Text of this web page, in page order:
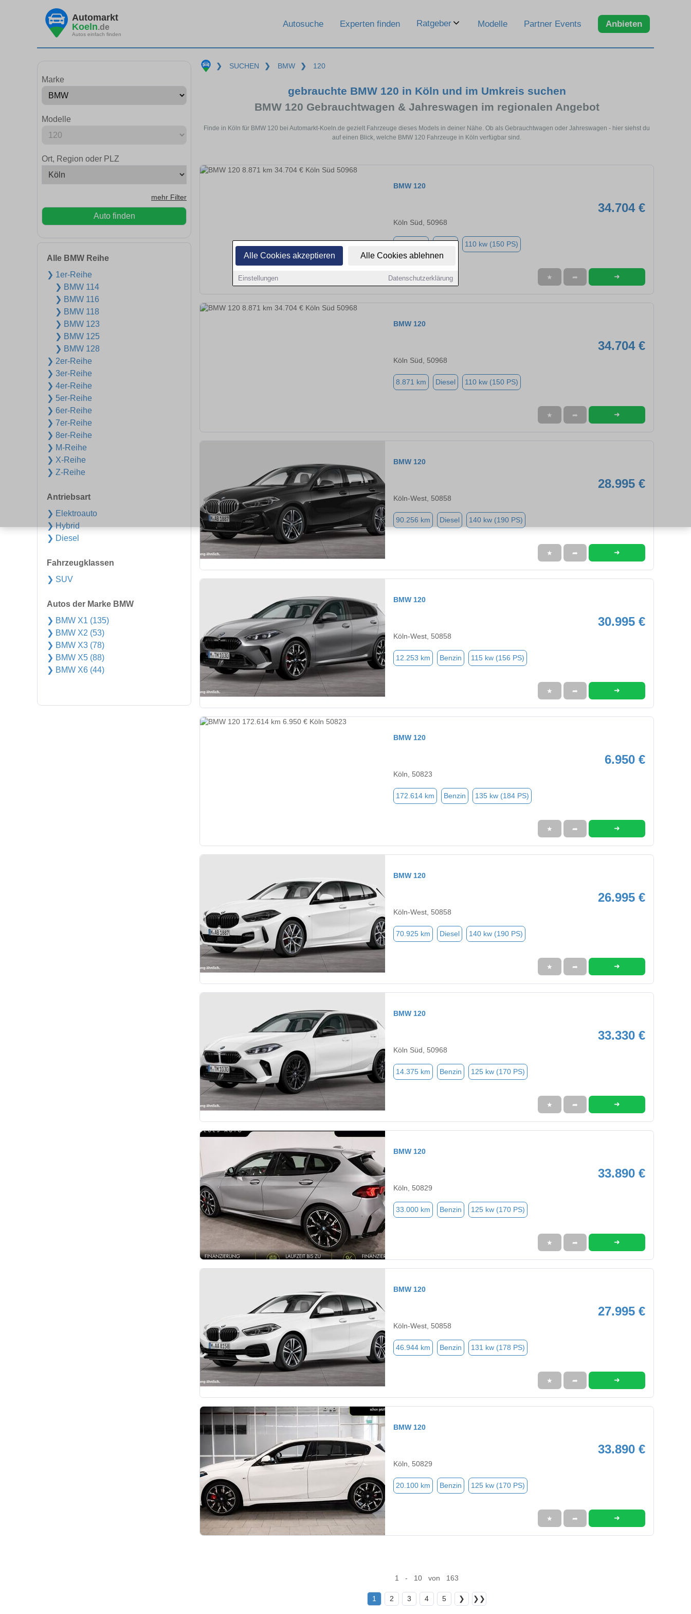
Alle Cookies akzeptieren Alle Cookies ablehnen
Einstellungen Datenschutzerklärung
Automarkt
Koeln.de
Autos einfach finden
Autosuche Experten finden Ratgeber Modelle Partner Events Anbieten
Marke
Modelle
Ort, Region oder PLZ
mehr Filter
Auto finden
Alle BMW Reihe
❯ 1er-Reihe
❯ BMW 114
❯ BMW 116
❯ BMW 118
❯ BMW 123
❯ BMW 125
❯ BMW 128
❯ 2er-Reihe
❯ 3er-Reihe
❯ 4er-Reihe
❯ 5er-Reihe
❯ 6er-Reihe
❯ 7er-Reihe
❯ 8er-Reihe
❯ M-Reihe
❯ X-Reihe
❯ Z-Reihe
Antriebsart
❯ Elektroauto
❯ Hybrid
❯ Diesel
Fahrzeugklassen
❯ SUV
Autos der Marke BMW
❯ BMW X1 (135)
❯ BMW X2 (53)
❯ BMW X3 (78)
❯ BMW X5 (88)
❯ BMW X6 (44)
❯ SUCHEN ❯ BMW ❯ 120
gebrauchte BMW 120 in Köln und im Umkreis suchen
BMW 120 Gebrauchtwagen & Jahreswagen im regionalen Angebot
Finde in Köln für BMW 120 bei Automarkt-Koeln.de gezielt Fahrzeuge dieses Models in deiner Nähe. Ob als Gebrauchtwagen oder Jahreswagen - hier siehst du
auf einen Blick, welche BMW 120 Fahrzeuge in Köln verfügbar sind.
BMW 120
34.704 €
Köln Süd, 50968
110 kw (150 PS)
★ ➦ ➜
BMW 120
34.704 €
Köln Süd, 50968
8.871 km Diesel 110 kw (150 PS)
★ ➦ ➜
BMW 120
28.995 €
Köln-West, 50858
90.256 km Diesel 140 kw (190 PS)
★ ➦ ➜
BMW 120
30.995 €
Köln-West, 50858
12.253 km Benzin 115 kw (156 PS)
★ ➦ ➜
BMW 120
6.950 €
Köln, 50823
172.614 km Benzin 135 kw (184 PS)
★ ➦ ➜
BMW 120
26.995 €
Köln-West, 50858
70.925 km Diesel 140 kw (190 PS)
★ ➦ ➜
BMW 120
33.330 €
Köln Süd, 50968
14.375 km Benzin 125 kw (170 PS)
★ ➦ ➜
BMW 120
33.890 €
Köln, 50829
33.000 km Benzin 125 kw (170 PS)
★ ➦ ➜
BMW 120
27.995 €
Köln-West, 50858
46.944 km Benzin 131 kw (178 PS)
★ ➦ ➜
BMW 120
33.890 €
Köln, 50829
20.100 km Benzin 125 kw (170 PS)
★ ➦ ➜
1 - 10 von 163
1 2 3 4 5 ❯ ❯❯